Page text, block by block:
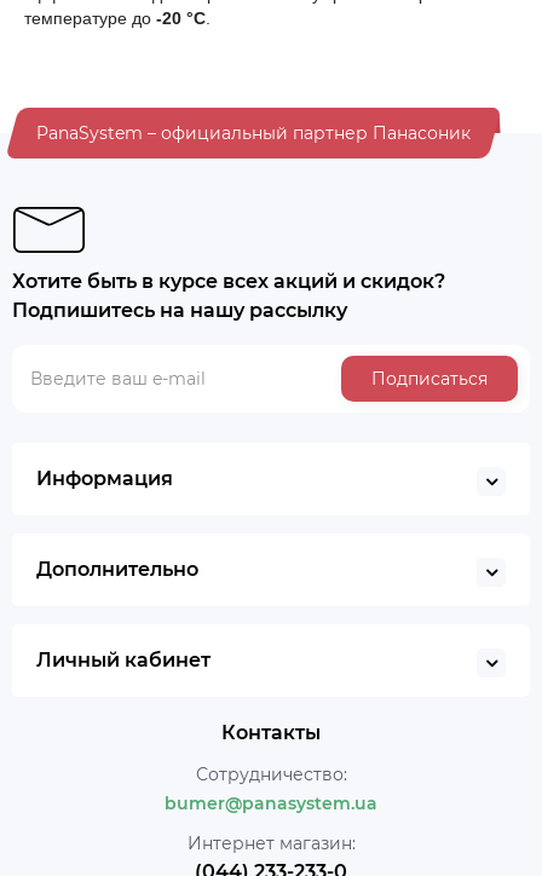
температуре до -20 °C
PanaSystem – официальный партнер Панасоник
Хотите быть в курсе всех акций и скидок?
Подпишитесь на нашу рассылку
Подписаться
Информация
Дополнительно
Личный кабинет
Контакты
Сотрудничество:
bumer@panasystem.ua
Интернет магазин: